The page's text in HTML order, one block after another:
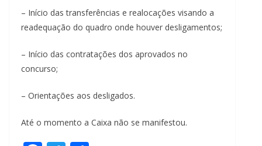
– Início das transferências e realocações visando a
readequação do quadro onde houver desligamentos;
– Início das contratações dos aprovados no
concurso;
– Orientações aos desligados.
Até o momento a Caixa não se manifestou.